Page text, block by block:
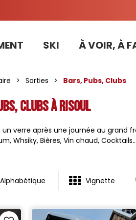
SKI À VOIR, À
> Sorties > Bars, Pubs, Clubs
Clubs à Risoul
verre après une journée au grand
Whsiky, Bières, Vin chaud,
Vignette
Alphabétique